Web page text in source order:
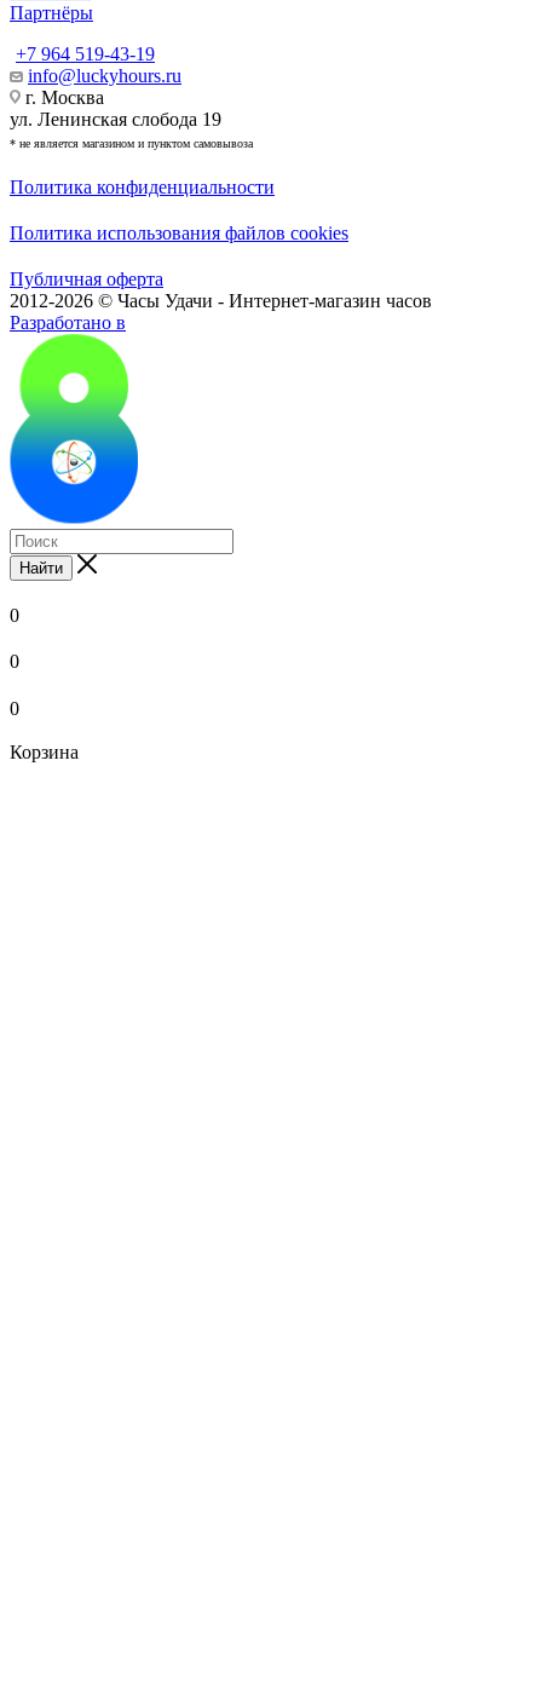
Партнёры
+7 964 519-43-19
info@luckyhours.ru
г. Москва
ул. Ленинская слобода 19
* не является магазином и пунктом самовывоза
Политика конфиденциальности
Политика использования файлов cookies
Публичная оферта
2012-2026 © Часы Удачи - Интернет-магазин часов
Разработано в
Найти
0
0
0
Корзина